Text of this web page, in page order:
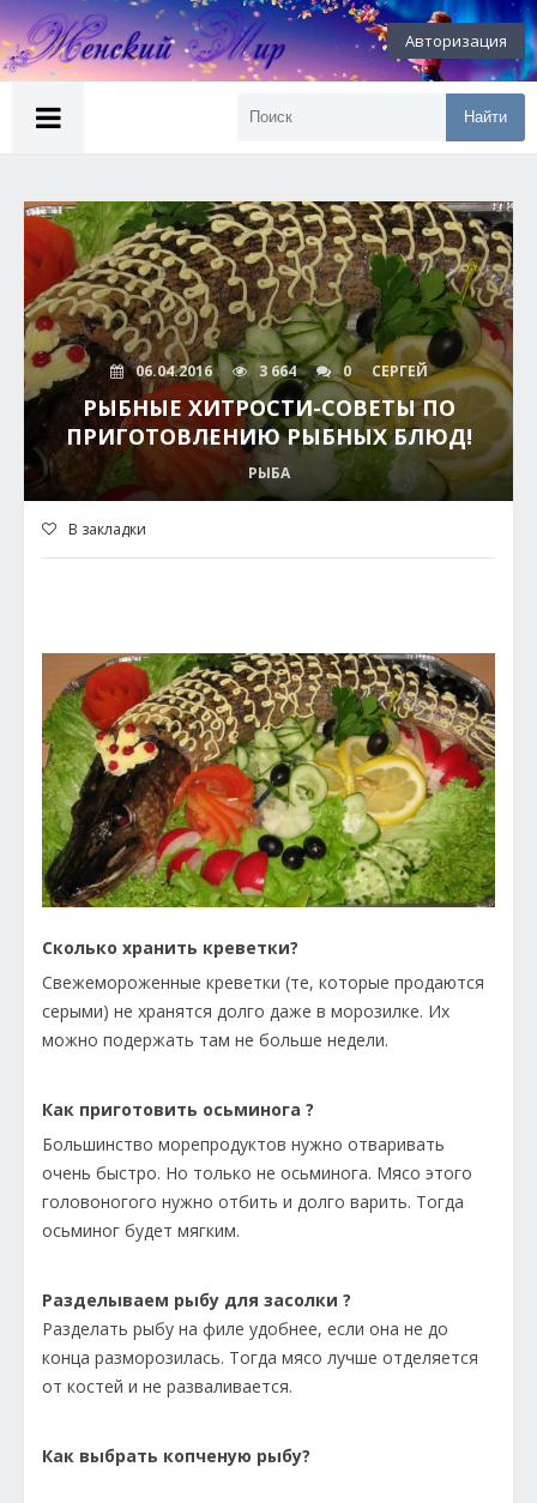
Авторизация
Найти
06.04.2016 3 664 0 СЕРГЕЙ
РЫБНЫЕ ХИТРОСТИ-СОВЕТЫ ПО
ПРИГОТОВЛЕНИЮ РЫБНЫХ БЛЮД!
РЫБА
В закладки
Сколько хранить креветки?
Свежемороженные креветки (те, которые продаются
серыми) не хранятся долго даже в морозилке. Их
можно подержать там не больше недели.
Как приготовить осьминога ?
Большинство морепродуктов нужно отваривать
очень быстро. Но только не осьминога. Мясо этого
головоногого нужно отбить и долго варить. Тогда
осьминог будет мягким.
Разделываем рыбу для засолки ?
Разделать рыбу на филе удобнее, если она не до
конца разморозилась. Тогда мясо лучше отделяется
от костей и не разваливается.
Как выбрать копченую рыбу?